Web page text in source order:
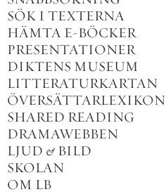
SÖK I TEXTERNA
HÄMTA E-BÖCKER
PRESENTATIONER
DIKTENS MUSEUM
LITTERATURKARTAN
ÖVERSÄTTARLEXIKON
SHARED READING
DRAMAWEBBEN
LJUD & BILD
SKOLAN
OM LB